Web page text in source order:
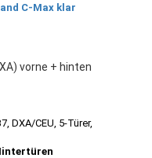
vorne + hinten
DXA/CEU, 5-Türer,